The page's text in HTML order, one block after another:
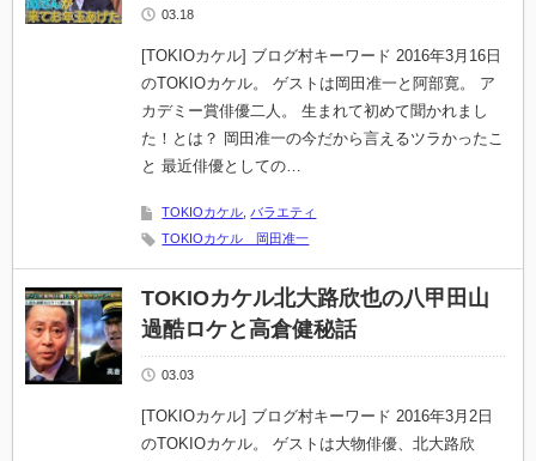
03.18
[TOKIOカケル] ブログ村キーワード 2016年3月16日
のTOKIOカケル。 ゲストは岡田准一と阿部寛。 ア
カデミー賞俳優二人。 生まれて初めて聞かれまし
た！とは？ 岡田准一の今だから言えるツラかったこ
と 最近俳優としての…
TOKIOカケル バラエティ
TOKIOカケル 岡田准一
TOKIOカケル北大路欣也の八甲田山
過酷ロケと高倉健秘話
03.03
[TOKIOカケル] ブログ村キーワード 2016年3月2日
のTOKIOカケル。 ゲストは大物俳優、北大路欣